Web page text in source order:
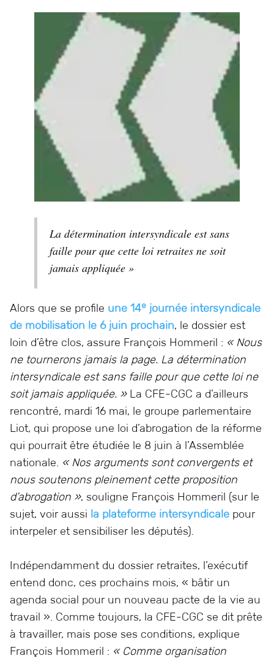
La détermination intersyndicale est sans
faille pour que cette loi retraites ne soit
jamais appliquée »
Alors que se profile une 14e journée intersyndicale
de mobilisation le 6 juin prochain, le dossier est
loin d’être clos, assure François Hommeril : « Nous
ne tournerons jamais la page. La détermination
intersyndicale est sans faille pour que cette loi ne
soit jamais appliquée. »La CFE-CGC a d’ailleurs
rencontré, mardi 16 mai, le groupe parlementaire
Liot, qui propose une loi d’abrogation de la réforme
qui pourrait être étudiée le 8 juin à l’Assemblée
nationale. « Nos arguments sont convergents et
nous soutenons pleinement cette proposition
d’abrogation », souligne François Hommeril (sur le
sujet, voir aussi la plateforme intersyndicale pour
interpeler et sensibiliser les députés).
Indépendamment du dossier retraites, l’exécutif
entend donc, ces prochains mois, « bâtir un
agenda social pour un nouveau pacte de la vie au
travail ». Comme toujours, la CFE-CGC se dit prête
à travailler, mais pose ses conditions, explique
François Hommeril : « Comme organisation